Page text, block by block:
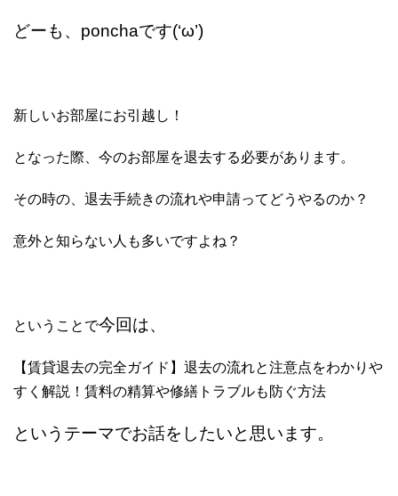
どーも、ponchaです(‘ω’)
新しいお部屋にお引越し！
となった際、今のお部屋を退去する必要があります。
その時の、退去手続きの流れや申請ってどうやるのか？
意外と知らない人も多いですよね？
ということで今回は、
【賃貸退去の完全ガイド】退去の流れと注意点をわかりや
すく解説！賃料の精算や修繕トラブルも防ぐ方法
というテーマでお話をしたいと思います。